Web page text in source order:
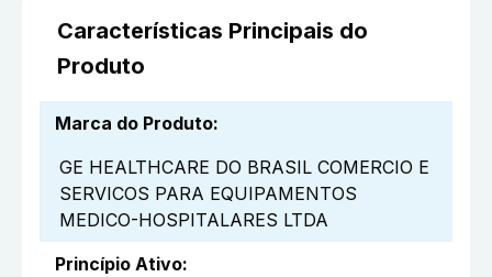
Características Principais do
Produto
Marca do Produto:
GE HEALTHCARE DO BRASIL COMERCIO E
SERVICOS PARA EQUIPAMENTOS
MEDICO-HOSPITALARES LTDA
Princípio Ativo: